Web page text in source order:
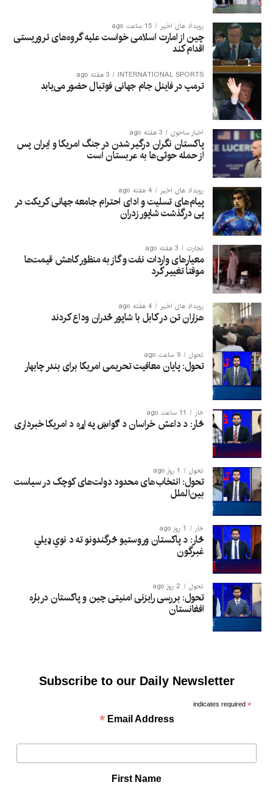
رویداد های اخیر 15 ساعت ago
چین از امارت اسلامی خواست علیه گروه‌های تروریستی
اقدام کند
INTERNATIONAL SPORTS 3 هفته ago
ترمپ در فاینل جام جهانی فوتبال حضور می‌یابد
اخبار ساحوی 3 هفته ago
پاکستان نگران درگیر شدن در جنگ امریکا و ایران پس
از حمله حوثی‌ها به عربستان است
رویداد های اخیر 4 هفته ago
پیام‌های تسلیت و ادای احترام جامعه جهانی کریکت در
پی درگذشت شاپور زدران
تجارت 3 هفته ago
معیارهای واردات نفت و گاز به منظور کاهش قیمت‌ها
موقتاً تغییر کرد
رویداد های اخیر 4 هفته ago
هزاران تن در کابل با شاپور ځدران وداع کردند
تحول 9 ساعت ago
تحول: پایان معافیت تحریمی امریکا برای بندر چابهار
څار 11 ساعت ago
څار: د داعش خراسان د ګواښ په اړه د امریکا خبرداری
تحول 1 روز ago
تحول: انتخاب‌های محدود دولت‌های کوچک در سیاست
بین‌الملل
څار 1 روز ago
څار: د پاکستان وروستیو څرگندونو ته د نوي ډیلي
غبرگون
تحول 2 روز ago
تحول: بررسی رایزنی امنیتی چین و پاکستان درباره
افغانستان
Subscribe to our Daily Newsletter
*
indicates required
Email Address
*
First Name